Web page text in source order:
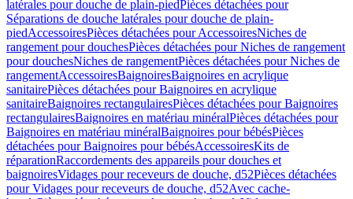
latérales pour douche de plain-piedPièces détachées pour
Séparations de douche latérales pour douche de plain-
piedAccessoiresPièces détachées pour AccessoiresNiches de
rangement pour douchesPièces détachées pour Niches de rangement
pour douchesNiches de rangementPièces détachées pour Niches de
rangementAccessoiresBaignoiresBaignoires en acrylique
sanitairePièces détachées pour Baignoires en acrylique
sanitaireBaignoires rectangulairesPièces détachées pour Baignoires
rectangulairesBaignoires en matériau minéralPièces détachées pour
Baignoires en matériau minéralBaignoires pour bébésPièces
détachées pour Baignoires pour bébésAccessoiresKits de
réparationRaccordements des appareils pour douches et
baignoiresVidages pour receveurs de douche, d52Pièces détachées
pour Vidages pour receveurs de douche, d52Avec cache-